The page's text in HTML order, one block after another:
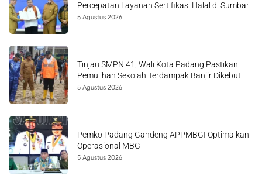
Percepatan Layanan Sertifikasi Halal di Sumbar
5 Agustus 2026
Tinjau SMPN 41, Wali Kota Padang Pastikan
Pemulihan Sekolah Terdampak Banjir Dikebut
5 Agustus 2026
Pemko Padang Gandeng APPMBGI Optimalkan
Operasional MBG
5 Agustus 2026